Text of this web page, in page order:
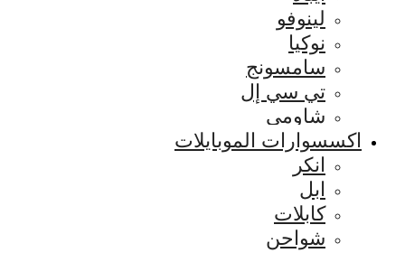
لينوفو
نوكيا
سامسونج
تي سي إل
شاومي
اكسسوارات الموبايلات
انكر
ابل
كابلات
شواحن